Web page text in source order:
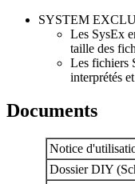
SYSTEM
Les SysEx
taille des
Les fichiers
interprétés
Documents
Notice
Dossier DIY